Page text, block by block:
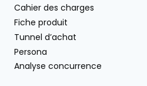
Cahier des charges
Fiche produit
Tunnel d’achat
Persona
Analyse concurrence